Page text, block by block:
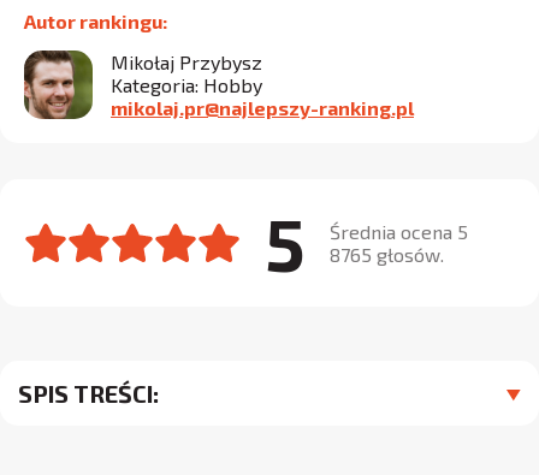
SPIS TREŚCI:
Autor rankingu:
Mikołaj Przybysz
Kategoria: Hobby
mikolaj.pr@najlepszy-ranking.pl
5
Średnia ocena 5
8765 głosów.